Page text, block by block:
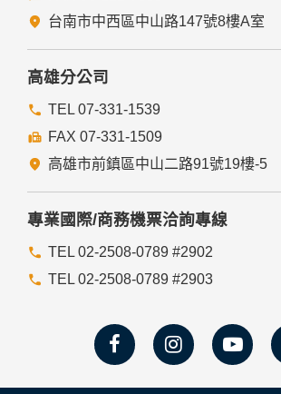
台南市中西區中山路147號8樓A室
高雄分公司
TEL 07-331-1539
FAX 07-331-1509
高雄市前鎮區中山二路91號19樓-5
專業國際/商務機票洽詢專線
TEL 02-2508-0789 #2902
TEL 02-2508-0789 #2903